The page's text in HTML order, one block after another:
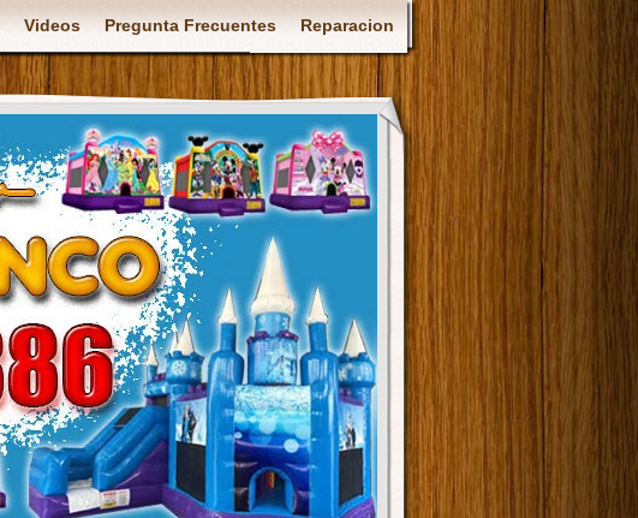
Videos Pregunta Frecuentes Reparacion